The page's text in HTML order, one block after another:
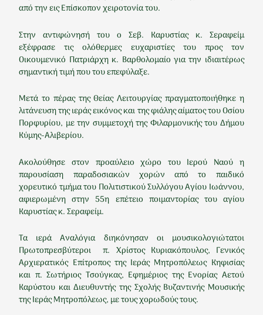
από την εις Επίσκοπον χειροτονία του.
Στην αντιφώνησή του ο Σεβ. Καρυστίας κ. Σεραφείμ
εξέφρασε τις ολόθερμες ευχαριστίες του προς τον
Οικουμενικό Πατριάρχη κ. Βαρθολομαίο για την ιδιαιτέρως
σημαντική τιμή που του επεφύλαξε.
Μετά το πέρας της Θείας Λειτουργίας πραγματοποιήθηκε η
λιτάνευση της ιεράς εικόνος και της φιάλης αίματος του Οσίου
Πορφυρίου, με την συμμετοχή της Φιλαρμονικής του Δήμου
Κύμης-Αλιβερίου.
Ακολούθησε στον προαύλειο χώρο του Ιερού Ναού η
παρουσίαση παραδοσιακών χορών από το παιδικό
χορευτικό τμήμα του Πολιτιστικού Συλλόγου Αγίου Ιωάννου,
αφιερωμένη στην 55η επέτειο ποιμαντορίας του αγίου
Καρυστίας κ. Σεραφείμ.
Τα ιερά Αναλόγια διηκόνησαν οι μουσικολογιώτατοι
Πρωτοπρεσβύτεροι π. Χρίστος Κυριακόπουλος, Γενικός
Αρχιερατικός Επίτροπος της Ιεράς Μητροπόλεως Κηφισίας
και π. Σωτήριος Τσούγκας, Εφημέριος της Ενορίας Αετού
Καρύστου και Διευθυντής της Σχολής Βυζαντινής Μουσικής
της Ιεράς Μητροπόλεως, με τους χορωδούς τους.